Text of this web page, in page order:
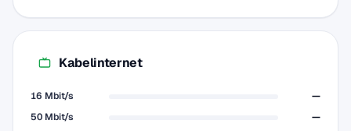
Kabelinternet
16 Mbit/s
—
50 Mbit/s
—